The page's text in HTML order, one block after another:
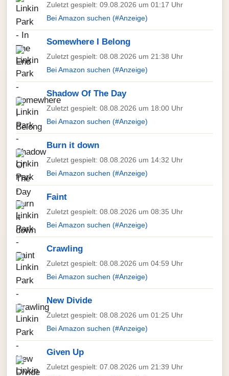
Zuletzt gespielt: 09.08.2026 um 01:17 Uhr
Bei Amazon suchen (#Anzeige)
Somewhere I Belong
Zuletzt gespielt: 08.08.2026 um 21:38 Uhr
Bei Amazon suchen (#Anzeige)
Shadow Of The Day
Zuletzt gespielt: 08.08.2026 um 18:00 Uhr
Bei Amazon suchen (#Anzeige)
Burn it down
Zuletzt gespielt: 08.08.2026 um 14:32 Uhr
Bei Amazon suchen (#Anzeige)
Faint
Zuletzt gespielt: 08.08.2026 um 08:35 Uhr
Bei Amazon suchen (#Anzeige)
Crawling
Zuletzt gespielt: 08.08.2026 um 04:59 Uhr
Bei Amazon suchen (#Anzeige)
New Divide
Zuletzt gespielt: 08.08.2026 um 01:25 Uhr
Bei Amazon suchen (#Anzeige)
Given Up
Zuletzt gespielt: 07.08.2026 um 21:39 Uhr